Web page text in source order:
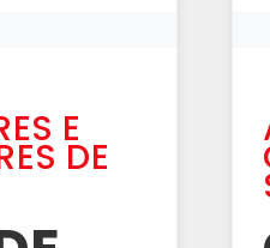
E
DE